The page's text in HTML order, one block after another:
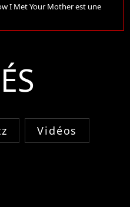
I Met Your Mother est une
Vidéos